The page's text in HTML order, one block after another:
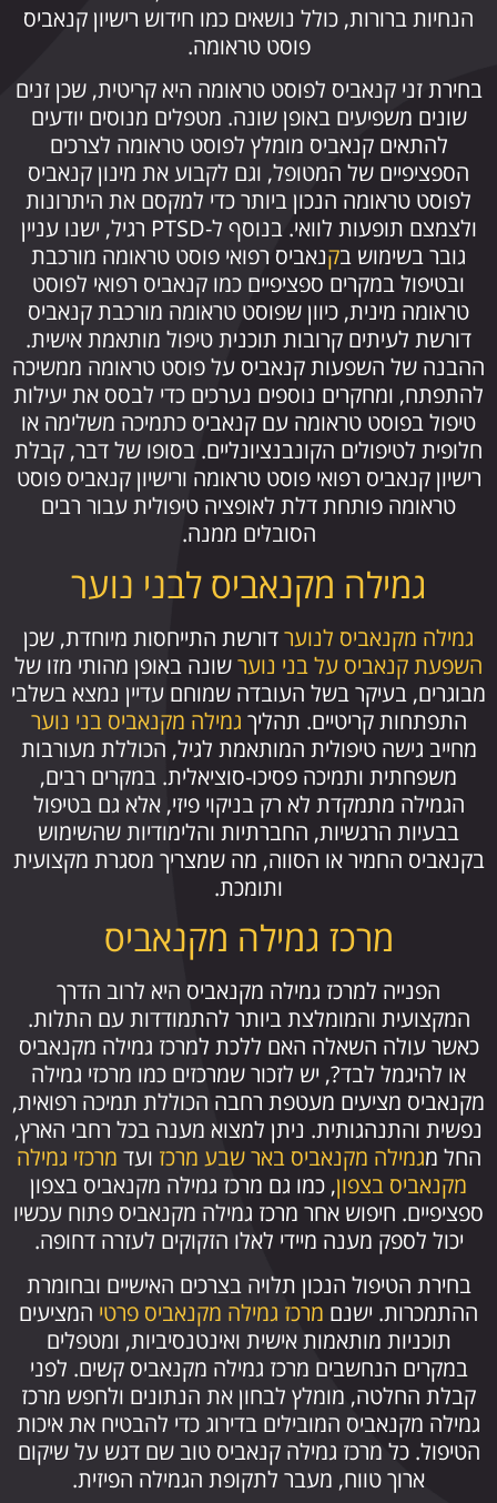
הנחיות ברורות, כולל נושאים כמו חידוש רישיון קנאביס
פוסט טראומה.
בחירת זני קנאביס לפוסט טראומה היא קריטית, שכן זנים
שונים משפיעים באופן שונה. מטפלים מנוסים יודעים
להתאים קנאביס מומלץ לפוסט טראומה לצרכים
הספציפיים של המטופל, וגם לקבוע את מינון קנאביס
לפוסט טראומה הנכון ביותר כדי למקסם את היתרונות
ולצמצם תופעות לוואי. בנוסף ל-PTSD רגיל, ישנו עניין
גובר בשימוש בקנאביס רפואי פוסט טראומה מורכבת
ובטיפול במקרים ספציפיים כמו קנאביס רפואי לפוסט
טראומה מינית, כיוון שפוסט טראומה מורכבת קנאביס
דורשת לעיתים קרובות תוכנית טיפול מותאמת אישית.
ההבנה של השפעות קנאביס על פוסט טראומה ממשיכה
להתפתח, ומחקרים נוספים נערכים כדי לבסס את יעילות
טיפול בפוסט טראומה עם קנאביס כתמיכה משלימה או
חלופית לטיפולים הקונבנציונליים. בסופו של דבר, קבלת
רישיון קנאביס רפואי פוסט טראומה ורישיון קנאביס פוסט
טראומה פותחת דלת לאופציה טיפולית עבור רבים
הסובלים ממנה.
גמילה מקנאביס לבני נוער
גמילה מקנאביס לנוערדורשת התייחסות מיוחדת, שכן
השפעת קנאביס על בני נוערשונה באופן מהותי מזו של
מבוגרים, בעיקר בשל העובדה שמוחם עדיין נמצא בשלבי
התפתחות קריטיים. תהליך גמילה מקנאביס בני נוער
מחייב גישה טיפולית המותאמת לגיל, הכוללת מעורבות
משפחתית ותמיכה פסיכו-סוציאלית. במקרים רבים,
הגמילה מתמקדת לא רק בניקוי פיזי, אלא גם בטיפול
בבעיות הרגשיות, החברתיות והלימודיות שהשימוש
בקנאביס החמיר או הסווה, מה שמצריך מסגרת מקצועית
ותומכת.
מרכז גמילה מקנאביס
הפנייה למרכז גמילה מקנאביס היא לרוב הדרך
המקצועית והמומלצת ביותר להתמודדות עם התלות.
כאשר עולה השאלה האם ללכת למרכז גמילה מקנאביס
או להיגמל לבד?, יש לזכור שמרכזים כמו מרכזי גמילה
מקנאביס מציעים מעטפת רחבה הכוללת תמיכה רפואית,
נפשית והתנהגותית. ניתן למצוא מענה בכל רחבי הארץ,
החל מגמילה מקנאביס באר שבע מרכז ועד מרכזי גמילה
מקנאביס בצפון, כמו גם מרכז גמילה מקנאביס בצפון
ספציפיים. חיפוש אחר מרכז גמילה מקנאביס פתוח עכשיו
יכול לספק מענה מיידי לאלו הזקוקים לעזרה דחופה.
בחירת הטיפול הנכון תלויה בצרכים האישיים ובחומרת
ההתמכרות. ישנם מרכז גמילה מקנאביס פרטי המציעים
תוכניות מותאמות אישית ואינטנסיביות, ומטפלים
במקרים הנחשבים מרכז גמילה מקנאביס קשים. לפני
קבלת החלטה, מומלץ לבחון את הנתונים ולחפש מרכז
גמילה מקנאביס המובילים בדירוג כדי להבטיח את איכות
הטיפול. כל מרכז גמילה קנאביס טוב שם דגש על שיקום
ארוך טווח, מעבר לתקופת הגמילה הפיזית.